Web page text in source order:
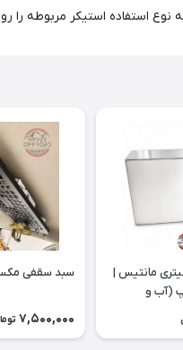
استفاده استیکر مربوطه را
استیل ۷۵ لیتری مانتیس |
(آب و
سبد سقفی
7,500,000